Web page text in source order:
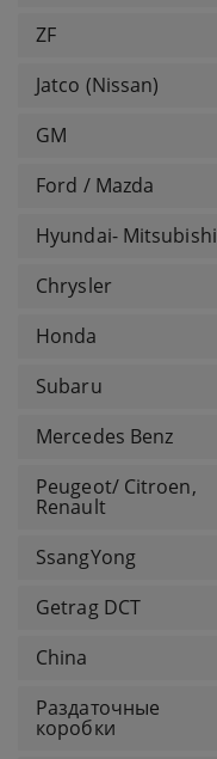
ZF
Jatco (Nissan)
GM
Ford / Mazda
Hyundai- Mitsubishi
Chrysler
Honda
Subaru
Mercedes Benz
Peugeot/ Citroen,
Renault
SsangYong
Getrag DCT
China
Раздаточные
коробки